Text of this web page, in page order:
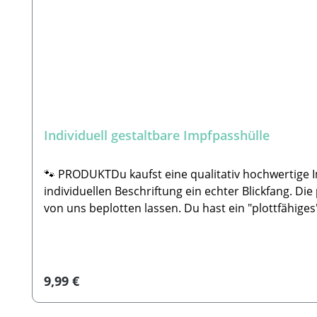
Individuell gestaltbare Impfpasshülle
🐾 PRODUKTDu kaufst eine qualitativ
individuellen Beschriftung ein echter Blickfang.
von uns beplotten lassen. Du hast ein
(mm): 120Höhe (mm): 165🐾HERSTELLERStabbert
Regulärer Preis:
9,99 €